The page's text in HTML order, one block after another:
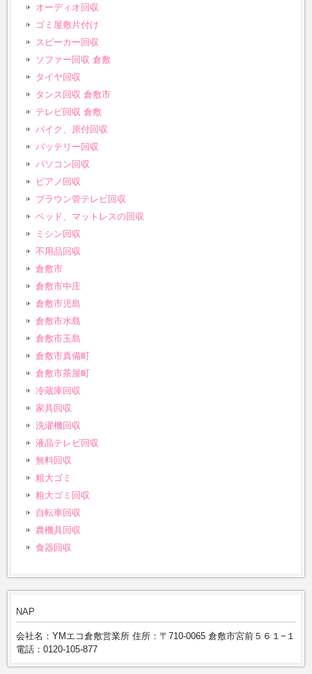
オーディオ回収
ゴミ屋敷片付け
スピーカー回収
ソファー回収 倉敷
タイヤ回収
タンス回収 倉敷市
テレビ回収 倉敷
バイク、原付回収
バッテリー回収
パソコン回収
ピアノ回収
ブラウン管テレビ回収
ベッド、マットレスの回収
ミシン回収
不用品回収
倉敷市
倉敷市中庄
倉敷市児島
倉敷市水島
倉敷市玉島
倉敷市真備町
倉敷市茶屋町
冷蔵庫回収
家具回収
洗濯機回収
液晶テレビ回収
無料回収
粗大ゴミ
粗大ゴミ回収
自転車回収
農機具回収
食器回収
NAP
会社名：YMエコ倉敷営業所 住所：〒710-0065 倉敷市宮前５６１−１
電話：0120-105-877